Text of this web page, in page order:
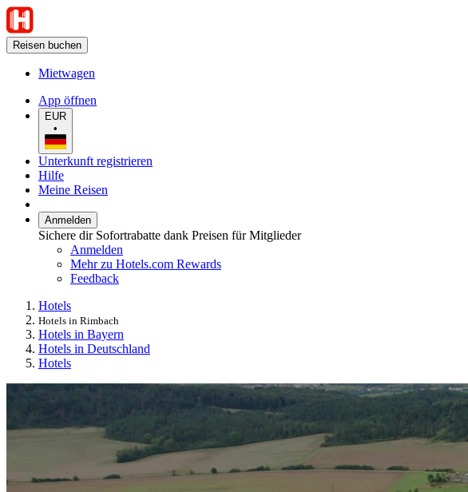
Reisen buchen
Mietwagen
App öffnen
EUR
•
Unterkunft registrieren
Hilfe
Meine Reisen
Anmelden
Sichere dir Sofortrabatte dank Preisen für Mitglieder
Anmelden
Mehr zu Hotels.com Rewards
Feedback
Hotels
Hotels in Rimbach
Hotels in Bayern
Hotels in Deutschland
Hotels